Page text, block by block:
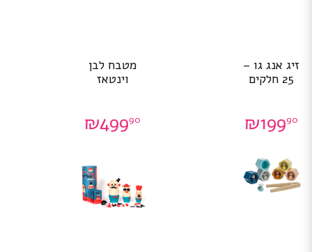
זיג אנג גו –
25 חלקים
₪19990
מטבח לבן
וינטאז
₪49990